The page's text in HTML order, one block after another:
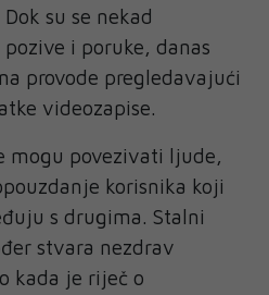
su se nekad
i poruke, danas
provode pregledavajući
videozapise.
mogu povezivati ljude,
korisnika koji
s drugima. Stalni
stvara nezdrav
kada je riječ o